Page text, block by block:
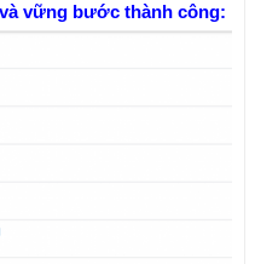
vững bước thành công: